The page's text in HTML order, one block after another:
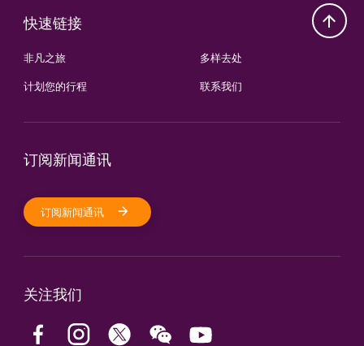
快速链接
非凡之旅
计划您的行程
多样去处
联系我们
订阅新闻通讯
订阅新闻通讯
关注我们